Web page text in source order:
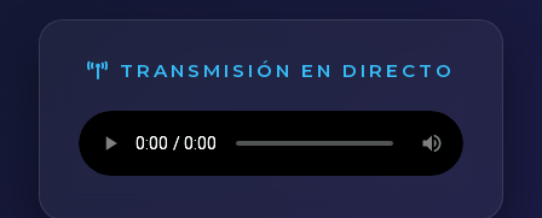
TRANSMISIÓN EN DIRECTO